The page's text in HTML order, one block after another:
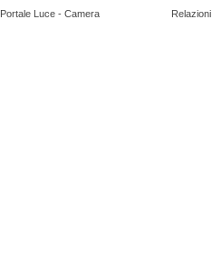
Portale Luce - Camera